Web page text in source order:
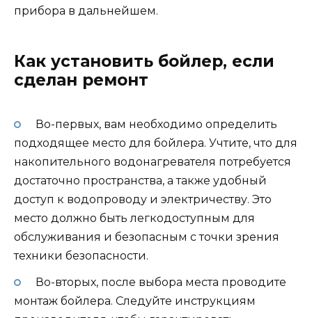
прибора в дальнейшем.
Как установить бойлер, если
сделан ремонт
Во-первых, вам необходимо определить
подходящее место для бойлера. Учтите, что для
накопительного водонагревателя потребуется
достаточно пространства, а также удобный
доступ к водопроводу и электричеству. Это
место должно быть легкодоступным для
обслуживания и безопасным с точки зрения
техники безопасности.
Во-вторых, после выбора места проводите
монтаж бойлера. Следуйте инструкциям